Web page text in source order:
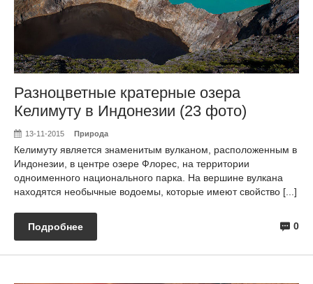
Разноцветные кратерные озера
Келимуту в Индонезии (23 фото)
13-11-2015 Природа
Келимуту является знаменитым вулканом, расположенным в
Индонезии, в центре озере Флорес, на территории
одноименного национального парка. На вершине вулкана
находятся необычные водоемы, которые имеют свойство [...]
0
Подробнее